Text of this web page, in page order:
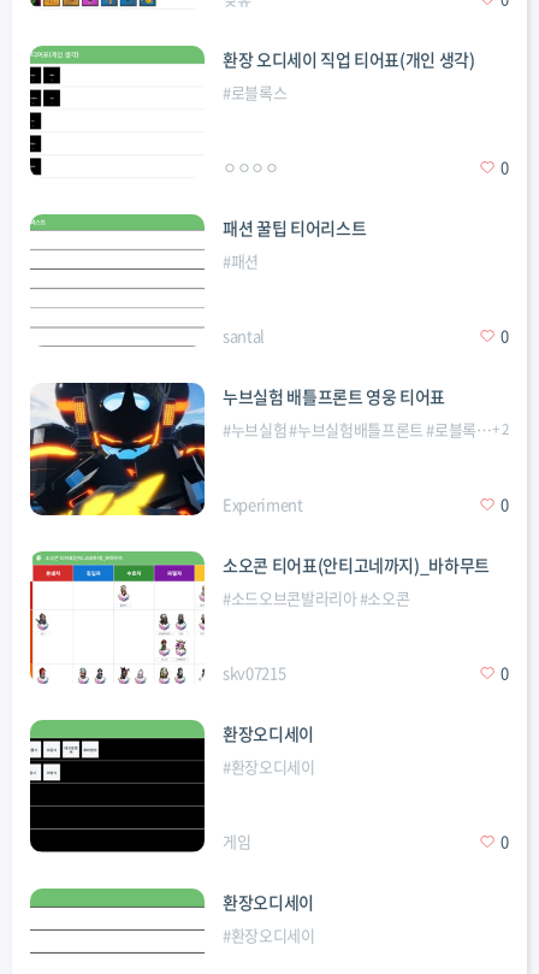
환장 오디세이 직업 티어표(개인 생각)
#로블록스
ㅇㅇㅇㅇ 0
패션 꿀팁 티어리스트
#패션
santal 0
누브실험 배틀프론트 영웅 티어표
#누브실험#누브실험배틀프론트#로블록스 #배틀
+2
Experiment 0
소오콘 티어표(안티고네까지)_바하무트
#소드오브콘발라리아#소오콘
skv07215 0
환장오디세이
#환장오디세이
게임 0
환장오디세이
#환장오디세이